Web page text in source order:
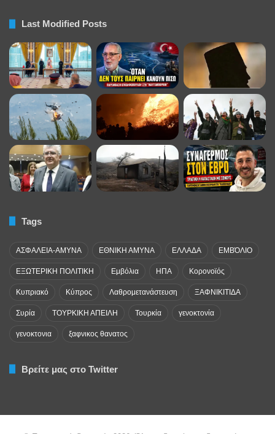
Last Modified Posts
Tags
ΑΣΦΑΛΕΙΑ-ΑΜΥΝΑ ΕΘΝΙΚΗ ΑΜΥΝΑ ΕΛΛΑΔΑ ΕΜΒΌΛΙΟ
ΕΞΩΤΕΡΙΚΗ ΠΟΛΙΤΙΚΗ Εμβόλια ΗΠΑ Κορονοϊός
Κυπριακό Κύπρος Λαθρομετανάστευση ΞΑΦΝΙΚΙΤΙΔΑ
Συρία ΤΟΥΡΚΙΚΗ ΑΠΕΙΛΗ Τουρκία γενοκτονία
γενοκτονια ξαφνικος θανατος
Βρείτε μας στο Twitter